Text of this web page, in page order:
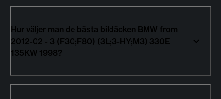
Hur väljer man de bästa bildäcken BMW from
2012-02 - 3 (F30;F80) (3L;3-HY;M3) 330E
135KW 1998?